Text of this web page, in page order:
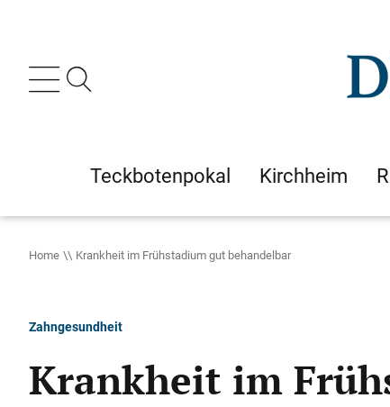
Teckbotenpokal Kirchheim
Home Krankheit im Frühstadium gut behandelbar
Zahngesundheit
Krankheit im